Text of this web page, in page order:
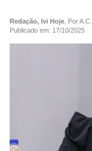
Redação, Ivi Hoje , Por
Publicado em: 17/10/2025